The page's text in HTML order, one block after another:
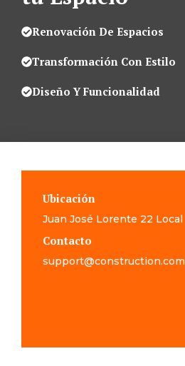
Renovación De Espacios
Transformación Con Estilo
Diseño Y Funcionalidad
Ubicación
Juan José Lorente 22 Local
Contacto
support@construction.com